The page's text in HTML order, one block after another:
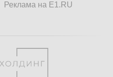
Реклама на E1.RU